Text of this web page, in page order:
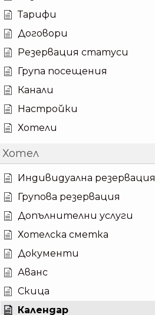
Тарифи
Договори
Резервация статуси
Група посещения
Канали
Настройки
Хотели
Хотел
Индивидуална резервация
Групова резервация
Допълнителни услуги
Хотелска сметка
Документи
Аванс
Скица
Календар